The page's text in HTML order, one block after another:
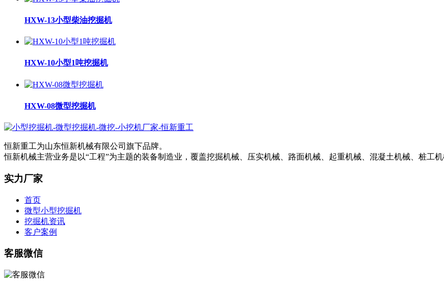
HXW-13小型柴油挖掘机
HXW-10小型1吨挖掘机
HXW-08微型挖掘机
恒新重工为山东恒新机械有限公司旗下品牌。
恒新机械主营业务是以“工程”为主题的装备制造业，覆盖挖掘机械、压实机械、路面机械、起重机械、混凝土机械、桩工机
实力厂家
首页
微型小型挖掘机
挖掘机资讯
客户案例
客服微信